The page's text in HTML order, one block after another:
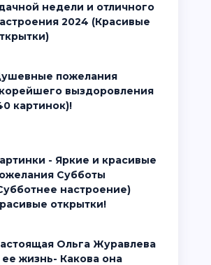
недели и отличного
2024 (Красивые
выздоровления
картинок)!
Субботы
настроение)
открытки!
ее жизнь- Какова она